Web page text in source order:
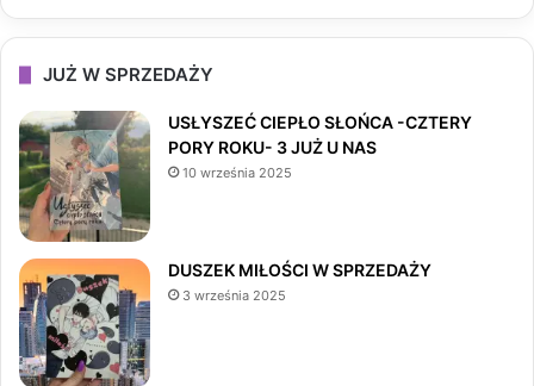
a
b
k
n
a
i
T
o
JUŻ W SPRZEDAŻY
USŁYSZEĆ CIEPŁO SŁOŃCA -CZTERY
PORY ROKU- 3 JUŻ U NAS
10 września 2025
DUSZEK MIŁOŚCI W SPRZEDAŻY
3 września 2025